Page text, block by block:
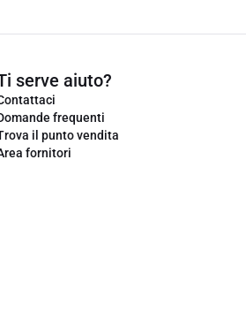
serve aiuto?
frequenti
il punto vendita
fornitori